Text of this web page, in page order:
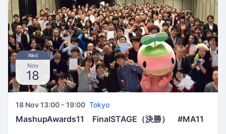
Wed
Nov
18
18 Nov 13:00 - 19:00 Tokyo
MashupAwards11 FinalSTAGE（決勝） #MA11